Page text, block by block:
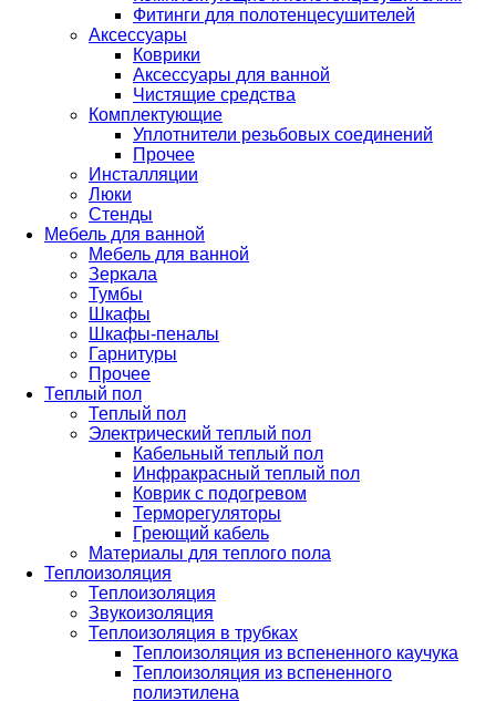
Фитинги для полотенцесушителей
Аксессуары
Коврики
Аксессуары для ванной
Чистящие средства
Комплектующие
Уплотнители резьбовых соединений
Прочее
Инсталляции
Люки
Стенды
Мебель для ванной
Мебель для ванной
Зеркала
Тумбы
Шкафы
Шкафы-пеналы
Гарнитуры
Прочее
Теплый пол
Теплый пол
Электрический теплый пол
Кабельный теплый пол
Инфракрасный теплый пол
Коврик с подогревом
Терморегуляторы
Греющий кабель
Материалы для теплого пола
Теплоизоляция
Теплоизоляция
Звукоизоляция
Теплоизоляция в трубках
Теплоизоляция из вспененного каучука
Теплоизоляция из вспененного
полиэтилена